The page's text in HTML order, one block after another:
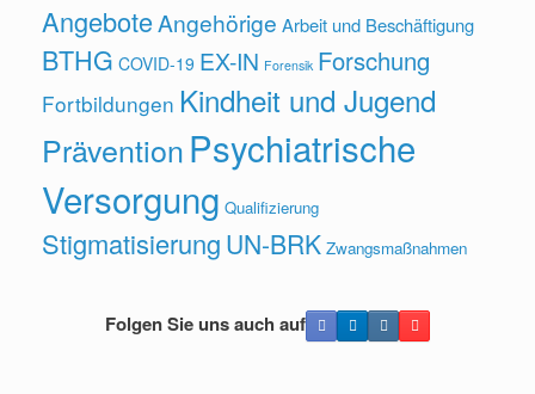
AngeboteAngehörige Arbeit und Beschäftigung
BTHG COVID-19 EX-IN Forensik Forschung
Fortbildungen Kindheit und Jugend
PräventionPsychiatrische
Versorgung Qualifizierung
Stigmatisierung UN-BRK Zwangsmaßnahmen
Folgen Sie uns auch auf